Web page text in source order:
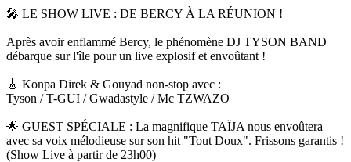
​🎤 LE SHOW LIVE : DE BERCY À LA RÉUNION !
​Après avoir enflammé Bercy, le phénomène DJ TYSON BAND
débarque sur l'île pour un live explosif et envoûtant !
🎸 Konpa Direk & Gouyad non-stop avec :
​Tyson / T-GUI / Gwadastyle / Mc TZWAZO
​🌟 GUEST SPÉCIALE : La magnifique TAÏJA nous envoûtera
avec sa voix mélodieuse sur son hit "Tout Doux". Frissons garantis !
(Show Live à partir de 23h00)